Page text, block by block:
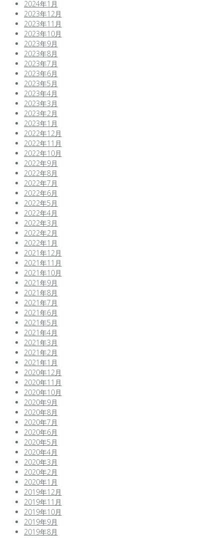
2024年1月
2023年12月
2023年11月
2023年10月
2023年9月
2023年8月
2023年7月
2023年6月
2023年5月
2023年4月
2023年3月
2023年2月
2023年1月
2022年12月
2022年11月
2022年10月
2022年9月
2022年8月
2022年7月
2022年6月
2022年5月
2022年4月
2022年3月
2022年2月
2022年1月
2021年12月
2021年11月
2021年10月
2021年9月
2021年8月
2021年7月
2021年6月
2021年5月
2021年4月
2021年3月
2021年2月
2021年1月
2020年12月
2020年11月
2020年10月
2020年9月
2020年8月
2020年7月
2020年6月
2020年5月
2020年4月
2020年3月
2020年2月
2020年1月
2019年12月
2019年11月
2019年10月
2019年9月
2019年8月